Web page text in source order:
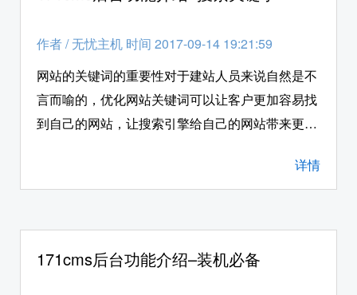
作者/无忧主机 时间 2017-09-14 19:21:59
网站的关键词的重要性对于建站人员来说自然是不
言而喻的，优化网站关键词可以让客户更加容易找
到自己的网站，让搜索引擎给自己的网站带来更多
在172cms中，网站的关键词可以在网站后台的搜
索关键字中进行添加和管理。接下来无忧主机小编
能。
详情
171cms后台功能介绍–装机必备